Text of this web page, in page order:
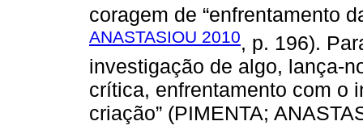
coragem de “enfrentamento
ANASTASIOU 2010, p. 196).
investigação de algo, lança-
crítica, enfrentamento com o
criação” (PIMENTA;